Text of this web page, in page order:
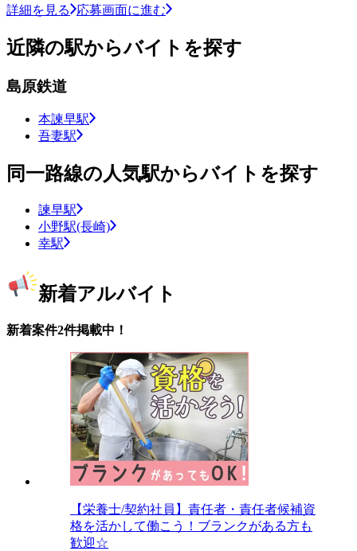
詳細を見る 応募画面に進む
近隣の駅からバイトを探す
島原鉄道
本諫早駅
吾妻駅
同一路線の人気駅からバイトを探す
諫早駅
小野駅(長崎)
幸駅
新着アルバイト
新着案件2件掲載中！
【栄養士/契約社員】責任者・責任者候補資
格を活かして働こう！ブランクがある方も
歓迎☆